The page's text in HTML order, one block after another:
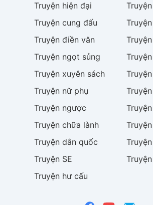
Truyện hiện đại Truyện
Truyện cung đấu Truyện
Truyện điền văn Truyện
Truyện ngọt sủng Truyện
Truyện xuyên sách Truyện
Truyện nữ phụ Truyện
Truyện ngược Truyện
Truyện chữa lành Truyện
Truyện dân quốc Truyện
Truyện SE Truyện
Truyện hư cấu